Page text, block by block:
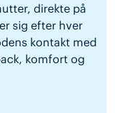
direkte på
sig efter hver
kontakt med
komfort og